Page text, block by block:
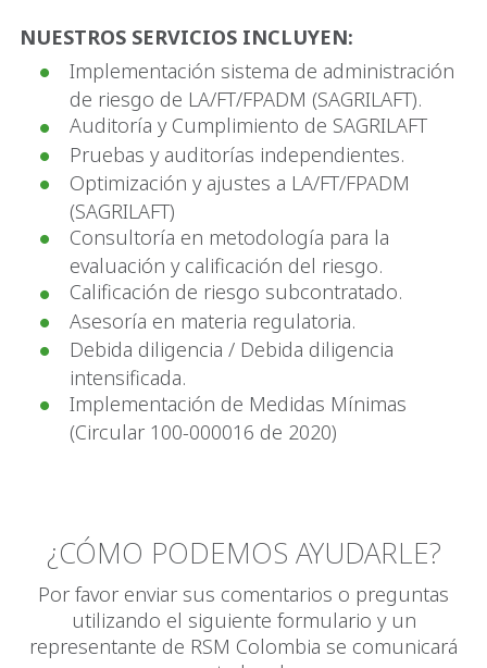
NUESTROS SERVICIOS INCLUYEN:
Implementación sistema de administración
de riesgo de LA/FT/FPADM (SAGRILAFT).
Auditoría y Cumplimiento de SAGRILAFT
Pruebas y auditorías independientes.
Optimización y ajustes a LA/FT/FPADM
(SAGRILAFT)
Consultoría en metodología para la
evaluación y calificación del riesgo.
Calificación de riesgo subcontratado.
Asesoría en materia regulatoria.
Debida diligencia / Debida diligencia
intensificada.
Implementación de Medidas Mínimas
(Circular 100-000016 de 2020)
¿CÓMO PODEMOS AYUDARLE?
Por favor enviar sus comentarios o preguntas
utilizando el siguiente formulario y un
representante de RSM Colombia se comunicará